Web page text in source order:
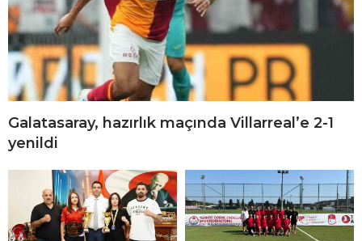
Galatasaray, hazırlık maçında Villarreal’e 2-1
yenildi